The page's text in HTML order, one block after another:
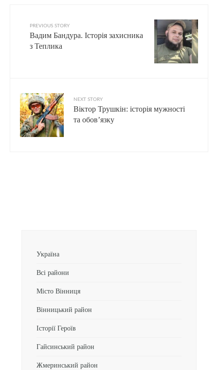
PREVIOUS STORY
Вадим Бандура. Історія захисника
з Теплика
NEXT STORY
Віктор Трушкін: історія мужності
та обов’язку
Україна
Всі райони
Місто Вінниця
Вінницький район
Історії Героїв
Гайсинський район
Жмеринський район